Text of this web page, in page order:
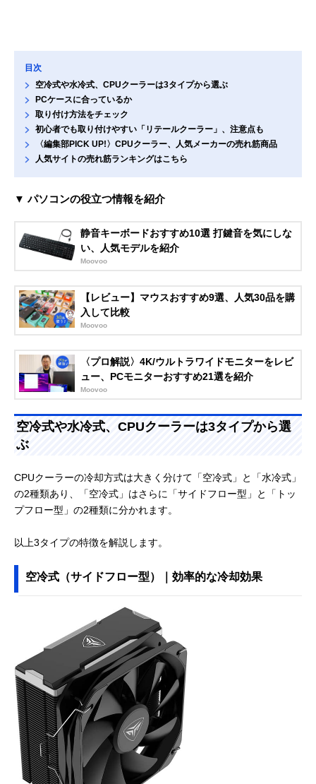
目次
空冷式や水冷式、CPUクーラーは3タイプから選ぶ
PCケースに合っているか
取り付け方法をチェック
初心者でも取り付けやすい「リテールクーラー」、注意点も
〈編集部PICK UP!〉CPUクーラー、人気メーカーの売れ筋商品
人気サイトの売れ筋ランキングはこちら
▼ パソコンの役立つ情報を紹介
静音キーボードおすすめ10選 打鍵音を気にしな
い、人気モデルを紹介
Moovoo
【レビュー】マウスおすすめ9選、人気30品を購
入して比較
Moovoo
〈プロ解説〉4K/ウルトラワイドモニターをレビ
ュー、PCモニターおすすめ21選を紹介
Moovoo
空冷式や水冷式、CPUクーラーは3タイプから選
ぶ
CPUクーラーの冷却方式は大きく分けて「空冷式」と「水冷式」
の2種類あり、「空冷式」はさらに「サイドフロー型」と「トッ
プフロー型」の2種類に分かれます。
以上3タイプの特徴を解説します。
空冷式（サイドフロー型）｜効率的な冷却効果